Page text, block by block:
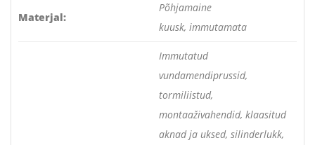
Materjal:
Põhjamaine
kuusk, immutamata
Immutatud
vundamendiprussid,
tormiliistud,
montaaživahendid, klaasitud
aknad ja uksed, silinderlukk,